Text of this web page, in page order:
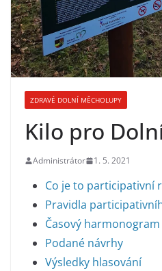
ZDRAVÉ DOLNÍ MĚCHOLUPY
Kilo pro
Administrátor 1. 5. 2021
Co je to participativní
Pravidla
Časový harmonogram
Podané návrhy
Výsledky hlasování